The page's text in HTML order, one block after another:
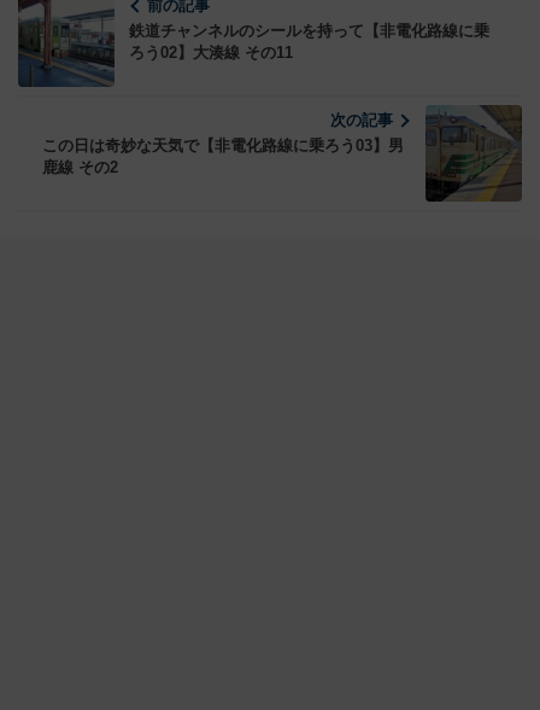
前の記事
鉄道チャンネルのシールを持って【非電化路線に乗
ろう02】大湊線 その11
次の記事
この日は奇妙な天気で【非電化路線に乗ろう03】男
鹿線 その2